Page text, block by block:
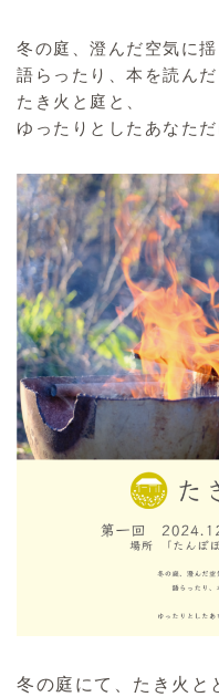
冬の庭、澄んだ空気に
語らったり、本を読ん
たき火と庭と、
ゆったりとしたあなた
冬の庭にて、たき火と